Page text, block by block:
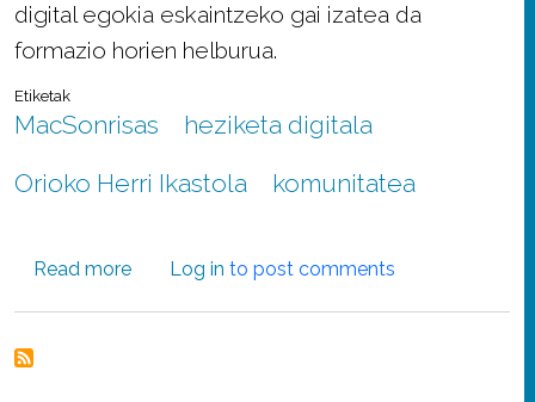
digital egokia eskaintzeko gai izatea da
formazio horien helburua.
Etiketak
MacSonrisas
heziketa digitala
Orioko Herri Ikastola
komunitatea
Read moreabout Komunitate osoa heziketa digitalen
Log in to post comments